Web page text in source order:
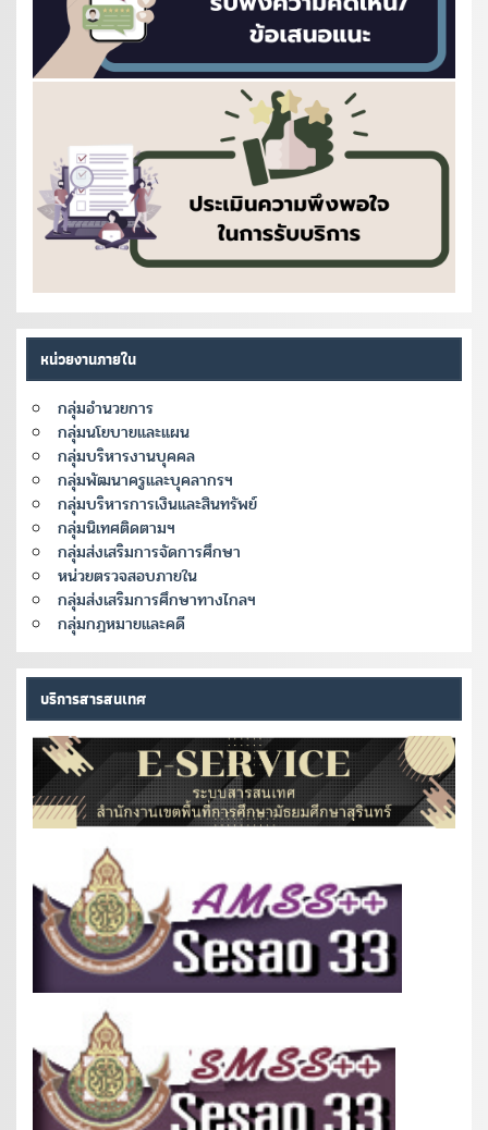
หน่วยงานภายใน
กลุ่มอำนวยการ
กลุ่มนโยบายและแผน
กลุ่มบริหารงานบุคคล
กลุ่มพัฒนาครูและบุคลากรฯ
กลุ่มบริหารการเงินและสินทรัพย์
กลุ่มนิเทศติดตามฯ
กลุ่มส่งเสริมการจัดการศึกษา
หน่วยตรวจสอบภายใน
กลุ่มส่งเสริมการศึกษาทางไกลฯ
กลุ่มกฎหมายและคดี
บริการสารสนเทศ